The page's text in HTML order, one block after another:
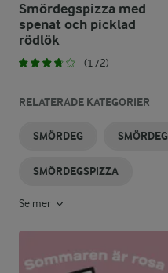
Smördegspizza med
spenat och picklad
rödlök
(172)
RELATERADE KATEGORIER
SMÖRDEG SMÖRDEG
SMÖRDEGSPIZZA
Se mer